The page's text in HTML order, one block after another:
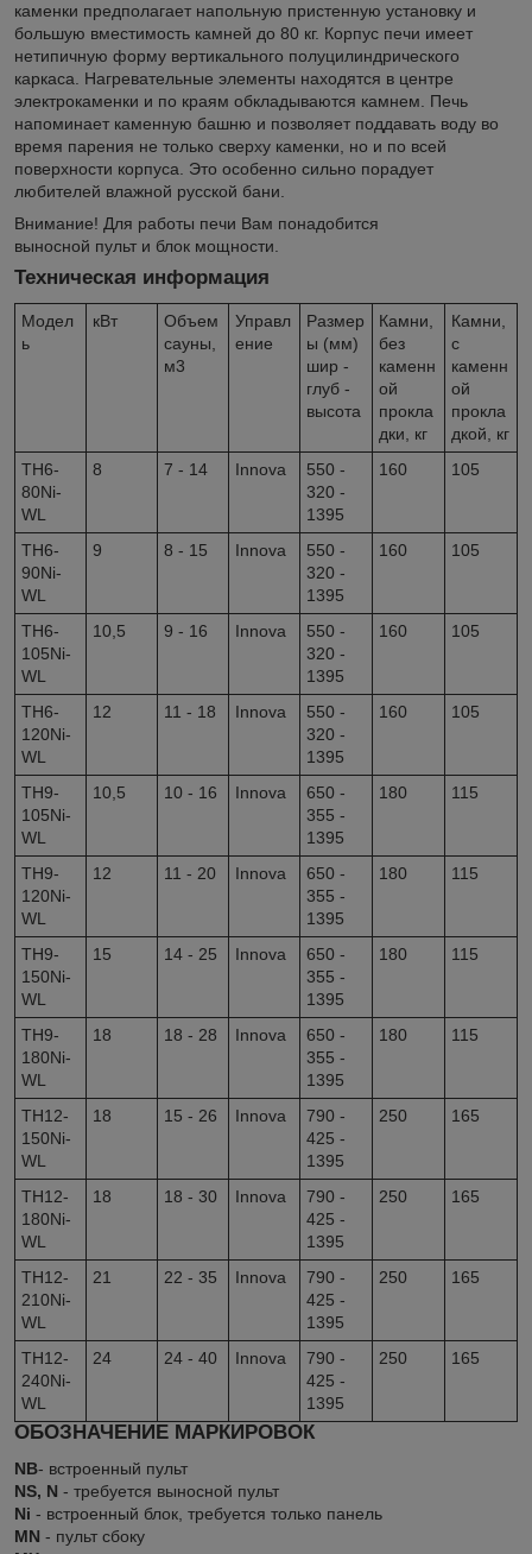
каменки предполагает напольную пристенную установку и
большую вместимость камней до 80 кг. Корпус печи имеет
нетипичную форму вертикального полуцилиндрического
каркаса. Нагревательные элементы находятся в центре
электрокаменки и по краям обкладываются камнем. Печь
напоминает каменную башню и позволяет поддавать воду во
время парения не только сверху каменки, но и по всей
поверхности корпуса. Это особенно сильно порадует
любителей влажной русской бани.
Внимание! Для работы печи Вам понадобится
выносной пульт и блок мощности.
Техническая информация
Модел
ь
кВт
Объем
сауны,
м3
Управл
ение
Размер
ы (мм)
шир -
глуб -
высота
Камни,
без
каменн
ой
прокла
дки, кг
Камни,
с
каменн
ой
прокла
дкой, кг
TH6-
80Ni-
WL
8 7 - 14 Innova
550 -
320 -
1395
160 105
TH6-
90Ni-
WL
9 8 - 15 Innova
550 -
320 -
1395
160 105
TH6-
105Ni-
WL
10,5 9 - 16 Innova
550 -
320 -
1395
160 105
TH6-
120Ni-
WL
12 11 - 18 Innova
550 -
320 -
1395
160 105
TH9-
105Ni-
WL
10,5 10 - 16 Innova
650 -
355 -
1395
180 115
TH9-
120Ni-
WL
12 11 - 20 Innova
650 -
355 -
1395
180 115
TH9-
150Ni-
WL
15 14 - 25 Innova
650 -
355 -
1395
180 115
TH9-
180Ni-
WL
18 18 - 28 Innova
650 -
355 -
1395
180 115
TH12-
150Ni-
WL
18 15 - 26 Innova
790 -
425 -
1395
250 165
TH12-
180Ni-
WL
18 18 - 30 Innova
790 -
425 -
1395
250 165
TH12-
210Ni-
WL
21 22 - 35 Innova
790 -
425 -
1395
250 165
TH12-
240Ni-
WL
24 24 - 40 Innova
790 -
425 -
1395
250 165
ОБОЗНАЧЕНИЕ МАРКИРОВОК
NB- встроенный пульт
NS, N - требуется выносной пульт
Ni - встроенный блок, требуется только панель
MN - пульт сбоку